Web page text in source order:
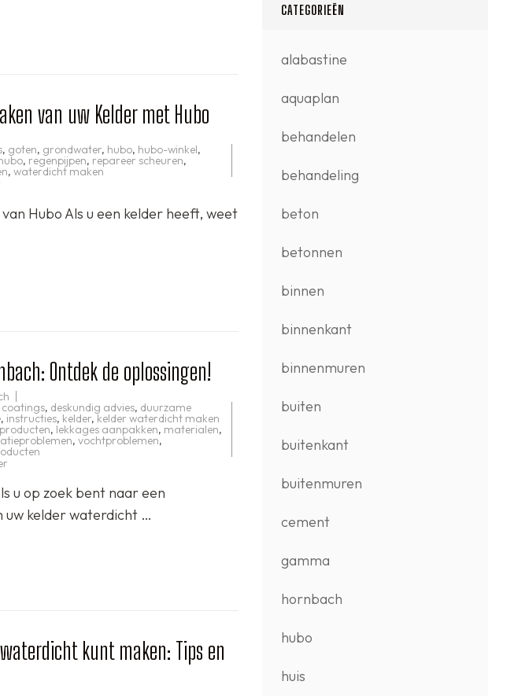
van uw Kelder met Hubo
, goten, grondwater, hubo, hubo-winkel,
, regenpijpen, repareer scheuren,
, waterdicht maken
AdviesHubo Als u een kelder heeft, weet
Ontdek de oplossingen!
coatings, deskundig advies, duurzame
, instructies, kelder,kelder waterdicht maken
, lekkages aanpakken, materialen,
, vochtproblemen,
kelder
waterdicht
met
u op zoek bent naar een
uw kelder waterdicht …
kunt maken: Tips en
CATEGORIEËN
alabastine
aquaplan
behandelen
behandeling
beton
betonnen
binnen
binnenkant
binnenmuren
buiten
buitenkant
buitenmuren
cement
gamma
hornbach
hubo
huis